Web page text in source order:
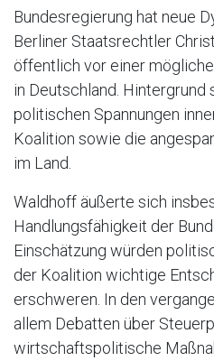
Bundesregierung hat neue
Berliner Staatsrechtler
öffentlich vor einer
in Deutschland. Hintergrund
politischen Spannungen
Koalition sowie die
im Land.
Waldhoff äußerte sich
Handlungsfähigkeit der
Einschätzung würden
der Koalition wichtige
erschweren. In den
allem Debatten über
wirtschaftspolitische